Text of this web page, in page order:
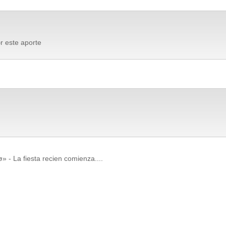
este aporte
- La fiesta recien comienza....